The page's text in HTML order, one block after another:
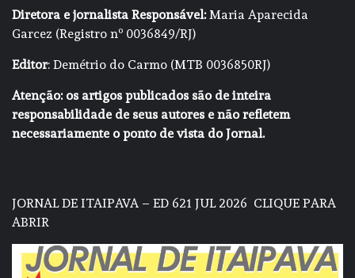
Diretora e jornalista Responsável:Maria Aparecida
Garcez (Registro nº 0036849/RJ)
Editor: Demétrio do Carmo (MTB 0036850RJ)
Atenção: os artigos publicados são de inteira
responsabilidade de seus autores e não refletem
necessariamente o ponto de vista do Jornal.
JORNAL DE ITAIPAVA – ED 621 JUL 2026 CLIQUE PARA
ABRIR